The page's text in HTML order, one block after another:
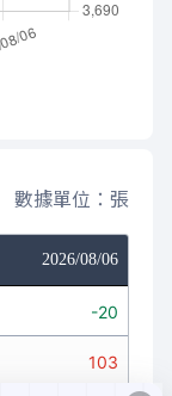
數據單位：張
2026/08/06
-20
103